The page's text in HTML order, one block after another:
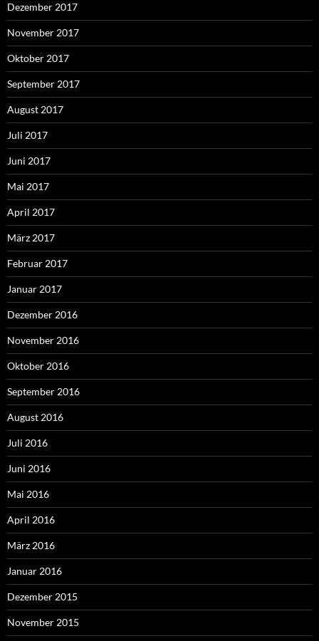
Dezember 2017
November 2017
Oktober 2017
September 2017
August 2017
Juli 2017
Juni 2017
Mai 2017
April 2017
März 2017
Februar 2017
Januar 2017
Dezember 2016
November 2016
Oktober 2016
September 2016
August 2016
Juli 2016
Juni 2016
Mai 2016
April 2016
März 2016
Januar 2016
Dezember 2015
November 2015